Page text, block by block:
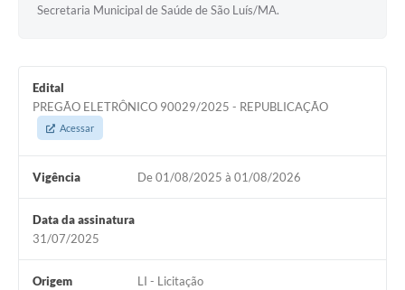
Secretaria Municipal de Saúde de São Luís/MA.
Edital
PREGÃO ELETRÔNICO 90029/2025 - REPUBLICAÇÃO
Acessar
Vigência De 01/08/2025 à 01/08/2026
Data da assinatura
31/07/2025
Origem LI - Licitação